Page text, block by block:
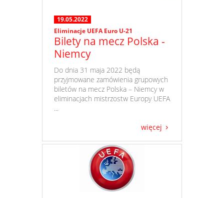
19.05.2022
Eliminacje UEFA Euro U-21
Bilety na mecz Polska -
Niemcy
​ Do dnia 31 maja 2022 będą
przyjmowane zamówienia grupowych
biletów na mecz Polska – Niemcy w
eliminacjach mistrzostw Europy UEFA
...
więcej